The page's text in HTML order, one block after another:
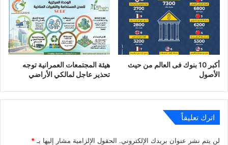
أكبر 10 بنوك فى العالم من حيث
الأصول
هيئة المجتمعات العمرانية توجه
تحذير عاجل لمالكي الأراضي
اترك تعليقاً
لن يتم نشر عنوان بريدك الإلكتروني. الحقول الإلزامية مشار إليها بـ*